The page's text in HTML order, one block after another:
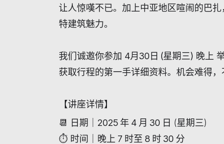
让人惊嘆不已。加上中亚地区喧闹的巴
特建筑魅力。
我们诚邀你参加 4月30 日 (星期三) 晚上
获取行程的第一手详细资料。机会难得，
【讲座详情】
📆 日期｜ 2025年 4 月 30 日 (星期三)
⏱️ 时间｜ 晚上 7 时至 8 时30 分